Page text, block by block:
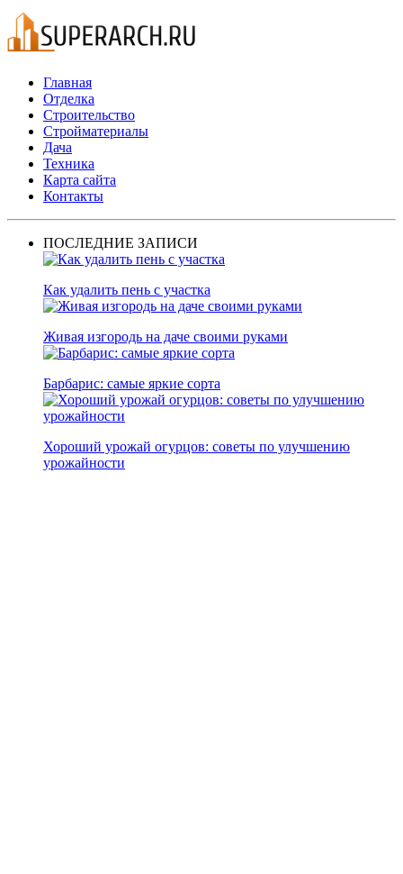
Главная
Отделка
Строительство
Стройматериалы
Дача
Техника
Карта сайта
Контакты
ПОСЛЕДНИЕ ЗАПИСИ
Как удалить пень с участка
Живая изгородь на даче своими руками
Барбарис: самые яркие сорта
Хороший урожай огурцов: советы по улучшению
урожайности